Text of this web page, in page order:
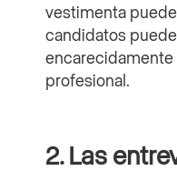
vestimenta
candidatos
encarecidamente
profesional.
2. Las